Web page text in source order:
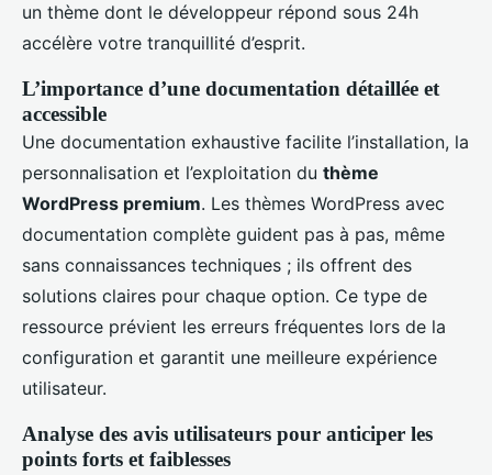
un thème dont le développeur répond sous 24h
accélère votre tranquillité d’esprit.
L’importance d’une documentation détaillée et
accessible
Une documentation exhaustive facilite l’installation, la
personnalisation et l’exploitation du thème
WordPress premium. Les thèmes WordPress avec
documentation complète guident pas à pas, même
sans connaissances techniques ; ils offrent des
solutions claires pour chaque option. Ce type de
ressource prévient les erreurs fréquentes lors de la
configuration et garantit une meilleure expérience
utilisateur.
Analyse des avis utilisateurs pour anticiper les
points forts et faiblesses